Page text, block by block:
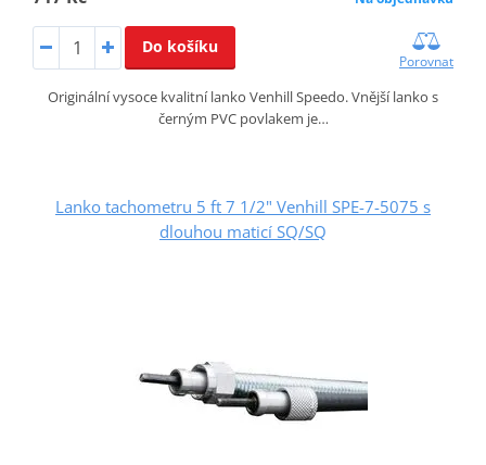
Do košíku
Porovnat
Originální vysoce kvalitní lanko Venhill Speedo. Vnější lanko s
černým PVC povlakem je…
Lanko tachometru 5 ft 7 1/2" Venhill SPE-7-5075 s
dlouhou maticí SQ/SQ